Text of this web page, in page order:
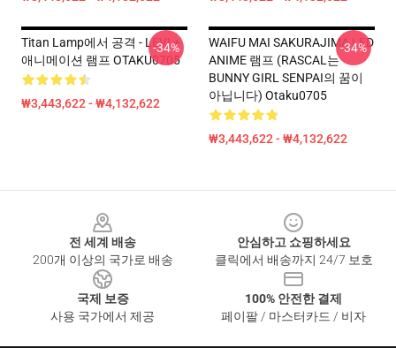
Titan Lamp에서 공격 - LEVI +
애니메이션 램프 OTAKU0705
₩3,443,622 - ₩4,132,622
-34%
WAIFU MAI SAKURAJIMA LED
ANIME 램프 (RASCAL는
BUNNY GIRL SENPAI의 꿈이
아닙니다) Otaku0705
₩3,443,622 - ₩4,132,622
-34%
전 세계 배송
200개 이상의 국가로 배송
안심하고 쇼핑하세요
클릭에서 배송까지 24/7 보호
국제 보증
사용 국가에서 제공
100% 안전한 결제
페이팔 / 마스터카드 / 비자